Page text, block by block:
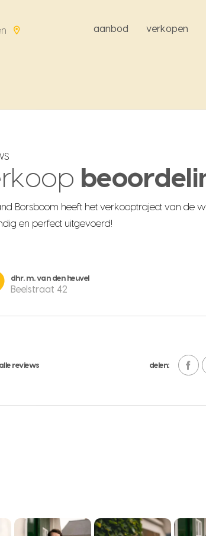
aanbod verkopen
Borsboom heeft het verkooptraject van de
en perfect uitgevoerd!
dhr. m. van den heuvel
Beelstraat 42
delen:
reviews